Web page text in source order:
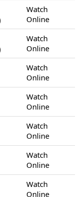
Watch
Online
Watch
Online
Watch
Online
Watch
Online
Watch
Online
Watch
Online
Watch
Online